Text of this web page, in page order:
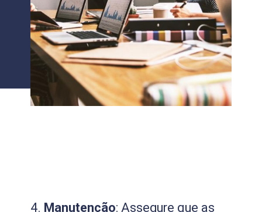
4. Manutenção: Assegure que as